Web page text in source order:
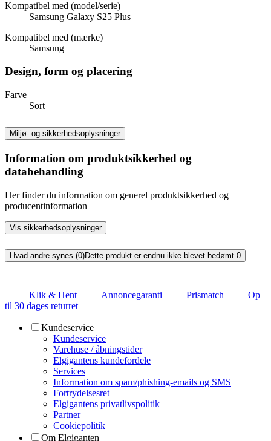
Kompatibel med (model/serie)
Samsung Galaxy S25 Plus
Kompatibel med (mærke)
Samsung
Design, form og placering
Farve
Sort
Miljø- og sikkerhedsoplysninger
Information om produktsikkerhed og
databehandling
Her finder du information om generel produktsikkerhed og
producentinformation
Vis sikkerhedsoplysninger
Hvad andre synes (0)Dette produkt er endnu ikke blevet bedømt.0
Klik & Hent Annoncegaranti Prismatch
Op
til 30 dages returret
Kundeservice
Kundeservice
Varehuse / åbningstider
Elgigantens kundefordele
Services
Information om spam/phishing-emails og SMS
Fortrydelsesret
Elgigantens privatlivspolitik
Partner
Cookiepolitik
Om Elgiganten